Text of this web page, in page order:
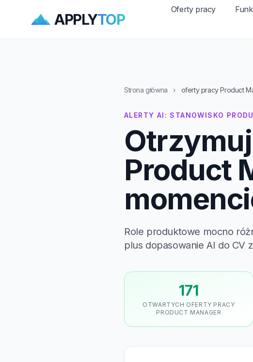
APPLYTOP
Oferty pracy
Strona główna › oferty pracy Product
ALERTY AI: STANOWISKO
Product
Role produktowe mocno
plus dopasowanie AI do CV
171
OTWARTYCH OFERTY PRACY
PRODUCT MANAGER